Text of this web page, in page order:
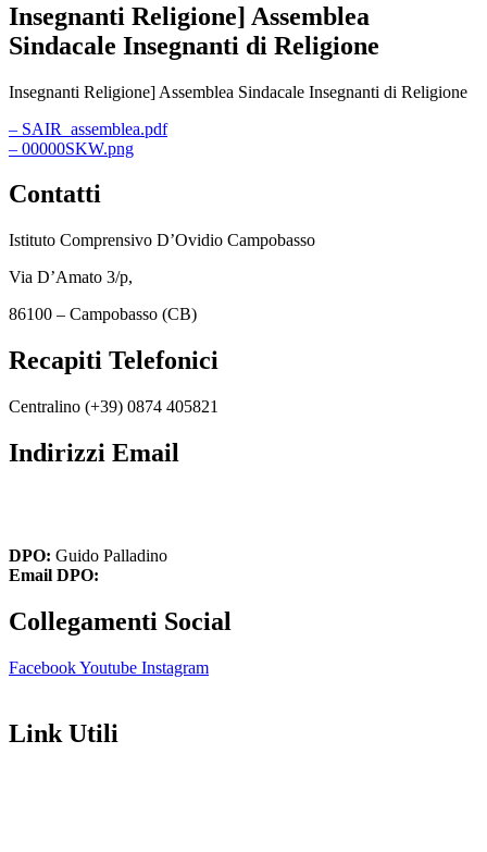
Insegnanti Religione] Assemblea
Sindacale Insegnanti di Religione
Insegnanti Religione] Assemblea Sindacale Insegnanti di Religione
– SAIR_assemblea.pdf
– 00000SKW.png
Contatti
Istituto Comprensivo D’Ovidio Campobasso
Via D’Amato 3/p,
86100 – Campobasso (CB)
Recapiti Telefonici
Centralino (+39) 0874 405821
Indirizzi Email
DPO: Guido Palladino
Email DPO:
Collegamenti Social
FacebookYoutube Instagram
Link Utili